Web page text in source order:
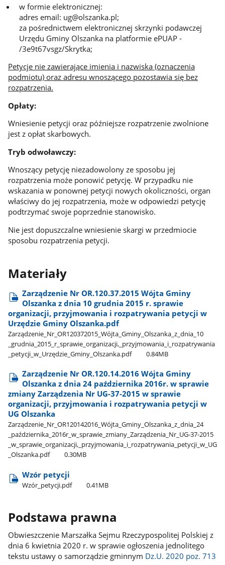
w formie elektronicznej:
adres email: ug@olszanka.pl;
za pośrednictwem elektronicznej skrzynki podawczej
Urzędu Gminy Olszanka na platformie ePUAP -
/3e9t67vsgz/Skrytka;
Petycje nie zawierające imienia i nazwiska (oznaczenia
podmiotu) oraz adresu wnoszącego pozostawia się bez
rozpatrzenia.
Opłaty:
Wniesienie petycji oraz późniejsze rozpatrzenie zwolnione
jest z opłat skarbowych.
Tryb odwoławczy:
Wnoszący petycję niezadowolony ze sposobu jej
rozpatrzenia może ponowić petycję. W przypadku nie
wskazania w ponownej petycji nowych okoliczności, organ
właściwy do jej rozpatrzenia, może w odpowiedzi petycję
podtrzymać swoje poprzednie stanowisko.
Nie jest dopuszczalne wniesienie skargi w przedmiocie
sposobu rozpatrzenia petycji.
Materiały
Zarządzenie Nr OR.120.37.2015 Wójta Gminy
Olszanka z dnia 10 grudnia 2015 r. sprawie
organizacji, przyjmowania i rozpatrywania petycji w
Urzędzie Gminy Olszanka.pdf
Zarządzenie​_Nr​_OR120372015​_Wójta​_Gminy​_Olszanka​_z​_dnia​_10​
_grudnia​_2015​_r​_sprawie​_organizacji,​_przyjmowania​_i​_rozpatrywania​
_petycji​_w​_Urzędzie​_Gminy​_Olszanka.pdf
0.84MB
Zarządzenie Nr OR.120.14.2016 Wójta Gminy
Olszanka z dnia 24 października 2016r. w sprawie
zmiany Zarządzenia Nr UG-37-2015 w sprawie
organizacji, przyjmowania i rozpatrywania petycji w
UG Olszanka
Zarządzenie​_Nr​_OR120142016​_Wójta​_Gminy​_Olszanka​_z​_dnia​_24​
_października​_2016r​_w​_sprawie​_zmiany​_Zarządzenia​_Nr​_UG-37-2015​
_w​_sprawie​_organizacji,​_przyjmowania​_i​_rozpatrywania​_petycji​_w​_UG​
_Olszanka.pdf
0.30MB
Wzór petycji
Wzór​_petycji.pdf 0.41MB
Podstawa prawna
Obwieszczenie Marszałka Sejmu Rzeczypospolitej Polskiej z
dnia 6 kwietnia 2020 r. w sprawie ogłoszenia jednolitego
tekstu ustawy o samorządzie gminnym Dz.U. 2020 poz. 713